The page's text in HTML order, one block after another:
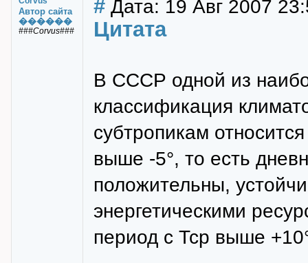
Автор сайта
������
###Corvus###
# Дата: 19 Авг 2007
Цитата
В СССР одной из
классификация
субтропикам
выше -5°, то есть
положительны,
энергетическими
период с Тср выше